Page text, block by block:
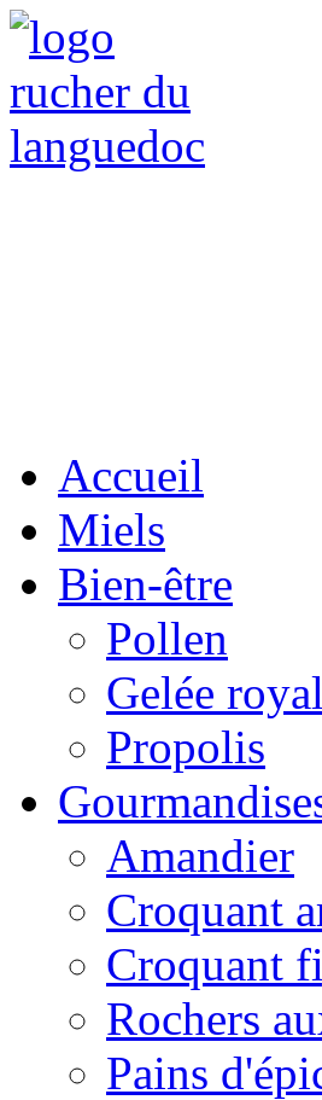
Accueil
Miels
Bien-être
Pollen
Gelée
Propolis
Amandier
Croquant
Croquant
Rochers
Pains